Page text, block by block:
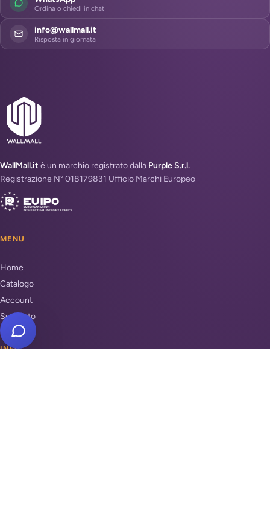
Ordina o chiedi in chat
info@wallmall.it
Risposta in giornata
WallMall.it è un marchio registrato dalla Purple S.r.l.
Registrazione N° 018179831 Ufficio Marchi Europeo
MENU
Home
Catalogo
Account
Supporto
INFO